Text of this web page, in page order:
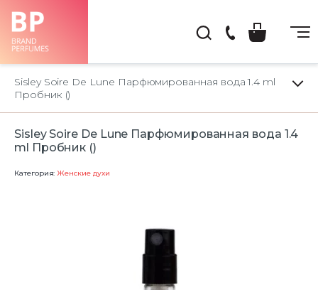
66-
22
Sisley Soire De Lune Парфюмированная вода 1.4 ml
Пробник ()
Sisley Soire De Lune Парфюмированная вода 1.4
ml Пробник ()
Категория: Женские духи